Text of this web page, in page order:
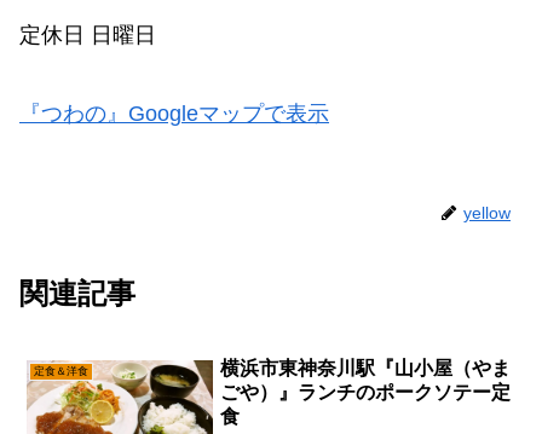
定休日 日曜日
『つわの』Googleマップで表示
yellow
関連記事
定食＆洋食
横浜市東神奈川駅『山小屋（やま
ごや）』ランチのポークソテー定
食